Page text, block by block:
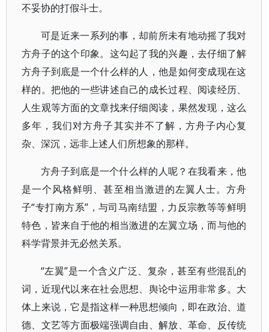
不妥协的打假斗士。
可是近来一系列的事，却前所未有地动摇了我对
方舟子的这个印象。这勾起了我的兴趣，去仔细了解
方舟子到底是一个什么样的人，他是如何变成现在这
样的。把他的一些讲述自己的成长过程、阅读经历、
人生观等方面的文章找来仔细阅读，果然发现，这么
多年，我们对方舟子其实并不了解，方舟子内心复
杂、深沉，远非上述人们所想象的那样。
方舟子到底是一个什么样的人呢？在我看来，他
是一个风格鲜明、甚至相当激进的左翼人士。方舟
子“专打南方系”，与司马南结盟，力反宗教等等鲜明
特色，皆来自于他的相当激进的左翼立场，而与他的
科学背景并无必然关系。
“左翼”是一个含义广泛、复杂，甚至有些混乱的
词，近现代以来在社会思想、舆论中运用非常多。大
体上来说，它是指这样一种思想倾向，即在政治、道
德、文艺等方面极端强调自由、解放、革命、反传统